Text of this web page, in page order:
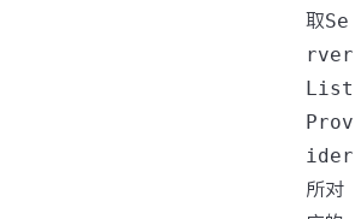
取Se
rver
List
Prov
ider
所对